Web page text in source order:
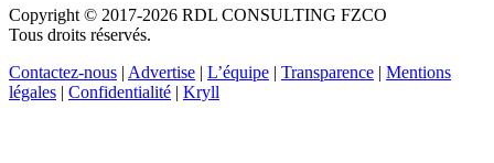
Copyright © 2017-2026 RDL CONSULTING FZCO
Tous droits réservés.
Contactez-nous | Advertise | L’équipe | Transparence | Mentions
légales | Confidentialité | Kryll